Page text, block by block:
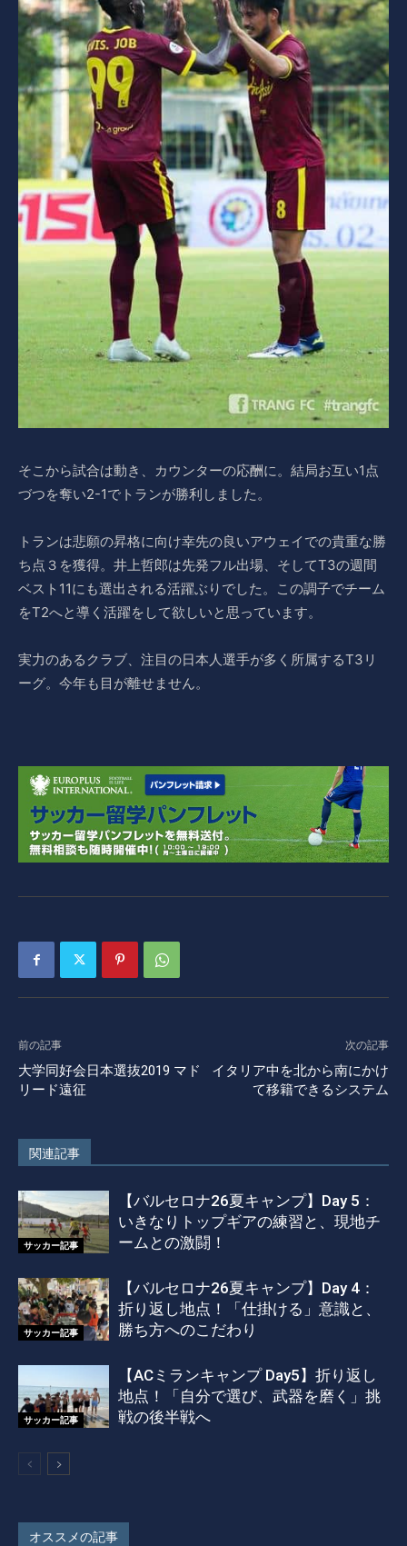
そこから試合は動き、カウンターの応酬に。結局お互い1点
づつを奪い2-1でトランが勝利しました。
トランは悲願の昇格に向け幸先の良いアウェイでの貴重な勝
ち点３を獲得。井上哲郎は先発フル出場、そしてT3の週間
ベスト11にも選出される活躍ぶりでした。この調子でチーム
をT2へと導く活躍をして欲しいと思っています。
実力のあるクラブ、注目の日本人選手が多く所属するT3リ
ーグ。今年も目が離せません。
前の記事
大学同好会日本選抜2019 マド
リード遠征
次の記事
イタリア中を北から南にかけ
て移籍できるシステム
関連記事
サッカー記事
【バルセロナ26夏キャンプ】Day 5：
いきなりトップギアの練習と、現地チ
ームとの激闘！
サッカー記事
【バルセロナ26夏キャンプ】Day 4：
折り返し地点！「仕掛ける」意識と、
勝ち方へのこだわり
サッカー記事
【ACミランキャンプ Day5】折り返し
地点！「自分で選び、武器を磨く」挑
戦の後半戦へ
オススメの記事